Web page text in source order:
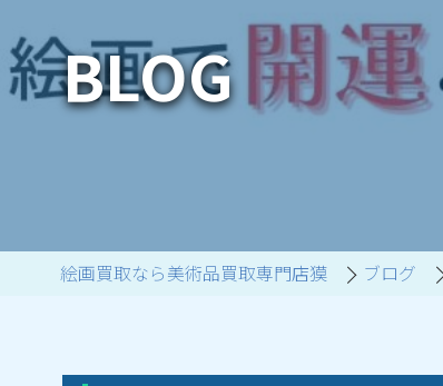
YOUTUBE
骨董品買取
宅配・郵送買取
消費者志向自主宣言
BLOG
絵画買取なら美術品買取専門店獏 ブログ